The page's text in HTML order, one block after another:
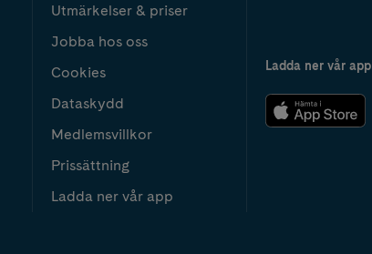
Utmärkelser & priser
Jobba hos oss
Cookies
Dataskydd
Medlemsvillkor
Prissättning
Ladda ner vår app
Ladda ner vår app